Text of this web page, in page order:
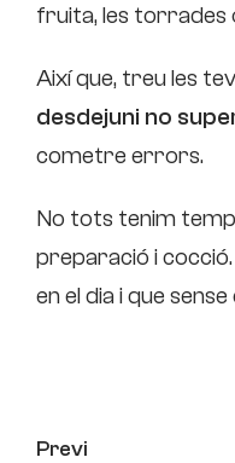
fruita, les torrades
Així que, treu les
desdejuni no
cometre errors.
No tots tenim
preparació i
en el dia i que
Previ